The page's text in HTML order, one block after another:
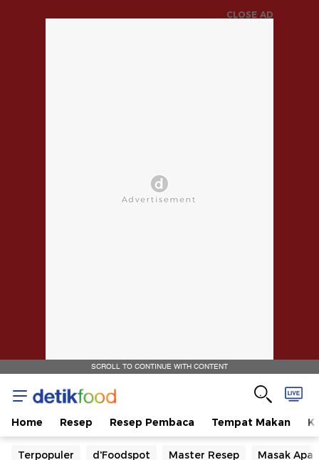
CLOSE AD
SCROLL TO CONTINUE WITH CONTENT
Home Resep Resep Pembaca Tempat Makan
Terpopuler d'Foodspot Master Resep Masak Apa